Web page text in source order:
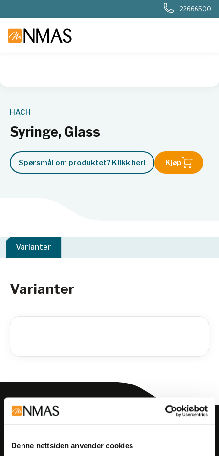
Denne nettsiden anvender cookies
22666500
HACH
Syringe, Glass
Spørsmål om produktet? Klikk her! Kjøp
Varianter
Varianter
Få informasjon om produkter,